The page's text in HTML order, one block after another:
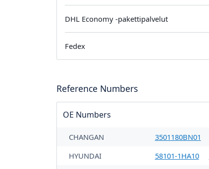
DHL Economy -pakettipalvelut
Fedex
Reference Numbers
OE Numbers
CHANGAN 3501180BN01
HYUNDAI
58101-1HA10